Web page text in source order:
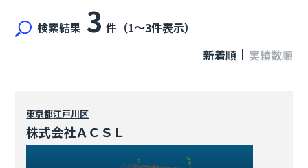
検索結果 3 件（1〜3件表示）
新着順
実績数順
東京都江戸川区
株式会社ＡＣＳＬ